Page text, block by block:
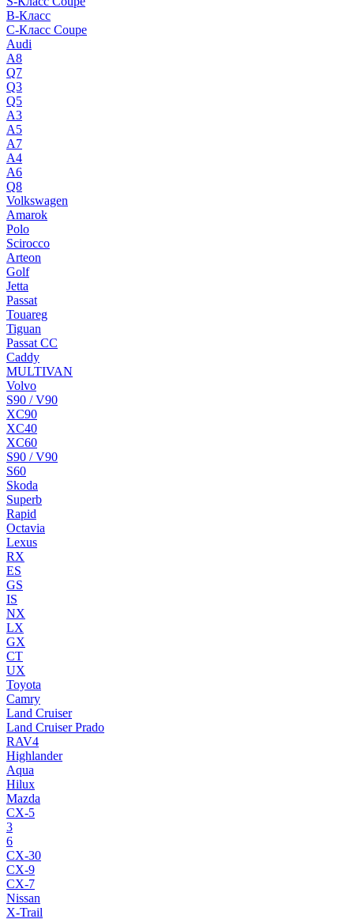
B-Класс
C-Класс Coupe
Audi
A8
Q7
Q3
Q5
A3
A5
A7
A4
A6
Q8
Volkswagen
Amarok
Polo
Scirocco
Arteon
Golf
Jetta
Passat
Touareg
Tiguan
Passat CC
Caddy
MULTIVAN
Volvo
S90 / V90
XC90
XC40
XC60
S90 / V90
S60
Skoda
Superb
Rapid
Octavia
Lexus
RX
ES
GS
IS
NX
LX
GX
CT
UX
Toyota
Camry
Land Cruiser
Land Cruiser Prado
RAV4
Highlander
Aqua
Hilux
Mazda
CX-5
3
6
CX-30
CX-9
CX-7
Nissan
X-Trail